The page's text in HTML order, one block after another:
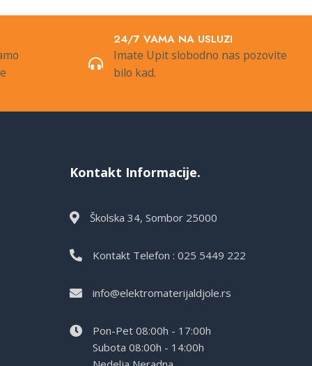
24/7 VAMA NA USLUZI
Imate Upit slobodno nas pozovite
bilo kad.
Kontakt Informacije.
Školska 34, Sombor 25000
Kontakt Telefon : 025 5449 222
info@elektromaterijaldjole.rs
Pon-Pet 08:00h - 17:00h
Subota 08:00h - 14:00h